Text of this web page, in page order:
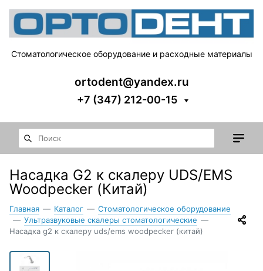
Стоматологическое оборудование и расходные материалы
ortodent@yandex.ru
+7 (347) 212-00-15
Насадка G2 к скалеру UDS/EMS
Woodpecker (Китай)
Главная — Каталог — Стоматологическое оборудование
— Ультразвуковые скалеры стоматологические —
Насадка g2 к скалеру uds/ems woodpecker (китай)